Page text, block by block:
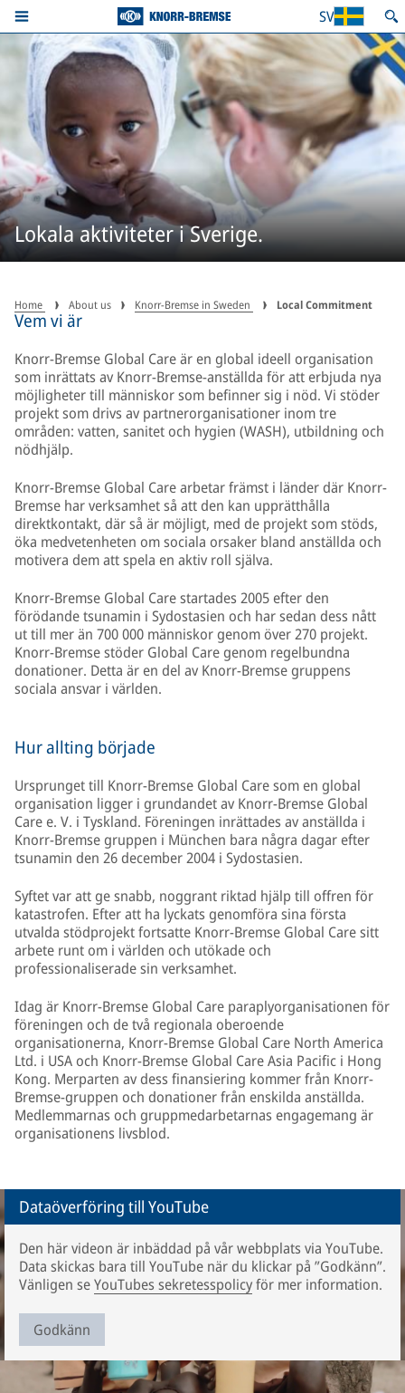
SV
Lokala aktiviteter i Sverige.
Home About us Knorr-Bremse in Sweden Local Commitment
Vem vi är
Knorr-Bremse Global Care är en global ideell organisation
som inrättats av Knorr-Bremse-anställda för att erbjuda nya
möjligheter till människor som befinner sig i nöd. Vi stöder
projekt som drivs av partnerorganisationer inom tre
områden: vatten, sanitet och hygien (WASH), utbildning och
nödhjälp.
Knorr-Bremse Global Care arbetar främst i länder där Knorr-
Bremse har verksamhet så att den kan upprätthålla
direktkontakt, där så är möjligt, med de projekt som stöds,
öka medvetenheten om sociala orsaker bland anställda och
motivera dem att spela en aktiv roll själva.
Knorr-Bremse Global Care startades 2005 efter den
förödande tsunamin i Sydostasien och har sedan dess nått
ut till mer än 700 000 människor genom över 270 projekt.
Knorr-Bremse stöder Global Care genom regelbundna
donationer. Detta är en del av Knorr-Bremse gruppens
sociala ansvar i världen.
Hur allting började
Ursprunget till Knorr-Bremse Global Care som en global
organisation ligger i grundandet av Knorr-Bremse Global
Care e. V. i Tyskland. Föreningen inrättades av anställda i
Knorr-Bremse gruppen i München bara några dagar efter
tsunamin den 26 december 2004 i Sydostasien.
Syftet var att ge snabb, noggrant riktad hjälp till offren för
katastrofen. Efter att ha lyckats genomföra sina första
utvalda stödprojekt fortsatte Knorr-Bremse Global Care sitt
arbete runt om i världen och utökade och
professionaliserade sin verksamhet.
Idag är Knorr-Bremse Global Care paraplyorganisationen för
föreningen och de två regionala oberoende
organisationerna, Knorr-Bremse Global Care North America
Ltd. i USA och Knorr-Bremse Global Care Asia Pacific i Hong
Kong. Merparten av dess finansiering kommer från Knorr-
Bremse-gruppen och donationer från enskilda anställda.
Medlemmarnas och gruppmedarbetarnas engagemang är
organisationens livsblod.
Dataöverföring till YouTube
Den här videon är inbäddad på vår webbplats via YouTube.
Data skickas bara till YouTube när du klickar på ”Godkänn”.
Vänligen seYouTubes sekretesspolicyför mer information.
Godkänn
Social commitment at Knorr-Bremse – local and global.